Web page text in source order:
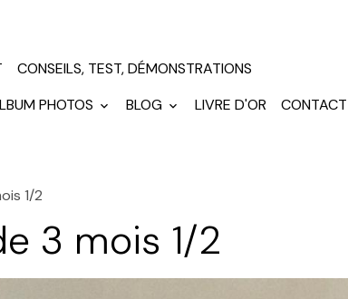
CONSEILS, TEST, DÉMONSTRATIONS
PHOTOS BLOG LIVRE D'OR
CONTACT
1/2
3 mois 1/2